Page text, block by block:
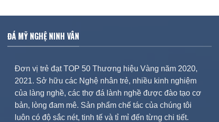
ĐÁ MỸ NGHỆ NINH VÂN
Đơn vị trẻ đạt TOP 50 Thương hiệu Vàng năm 2020,
2021. Sở hữu các Nghệ nhân trẻ, nhiều kinh nghiệm
của làng nghề, các thợ đá lành nghề được đào tạo cơ
bản, lòng đam mê. Sản phẩm chế tác của chúng tôi
luôn có độ sắc nét, tinh tế và tỉ mỉ đến từng chi tiết.